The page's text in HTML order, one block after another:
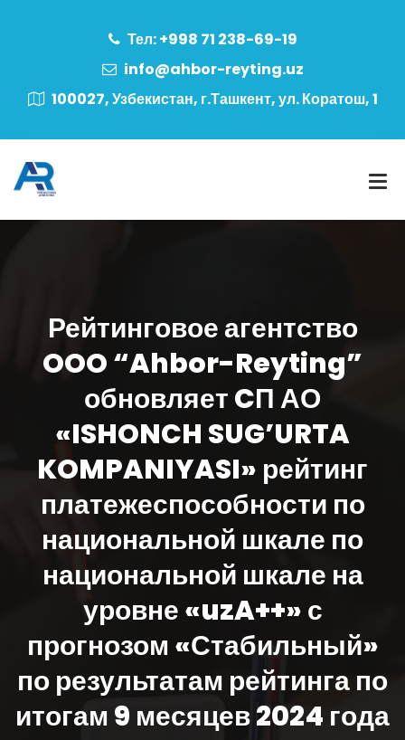
Тел: +998 71 238-69-19
info@ahbor-reyting.uz
100027, Узбекистан, г.Ташкент, ул. Коратош, 1
Рейтинговое агентство
OOO “Ahbor-Reyting”
обновляет CП АО
«ISHONCH SUG’URTA
KOMPANIYASI» рейтинг
платежеспособности по
национальной шкале по
национальной шкале на
уровне «uzA++» с
прогнозом «Стабильный»
по результатам рейтинга по
итогам 9 месяцев 2024 года